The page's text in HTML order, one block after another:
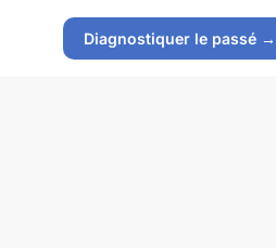
Diagnostiquer le passé →